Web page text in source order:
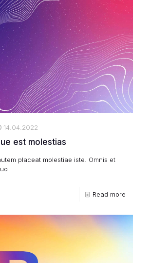
14.04.2022
est molestias
placeat molestiae iste. Omnis et
Read more